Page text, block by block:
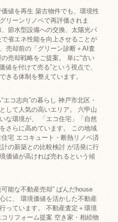
値を再生 築古物件でも、環境性
リーンリノベで再評価されま
節水型設備への交換、太陽光パ
省エネ性能を向上させることが
売却前の「グリーン診断＋AI査
売却戦略をご提案。 単に“古い
値を付けて売る”という視点で、
きる体制を整えています。
コ志向”の暮らし 神戸市北区・
して人気の高いエリア。 六甲山
な環境が、 「エコ住宅」「自然
さらに高めています。 この地域
宅 エコキュート・断熱リノベ済
の新築との比較検討 が活発に行
価値が高ければ売れるという傾
能な不動産売却” ぱんだhouse
に、 環境価値を活かした不動産
っています。 不動産査定＋環境
リフォーム提案 空き家・相続物